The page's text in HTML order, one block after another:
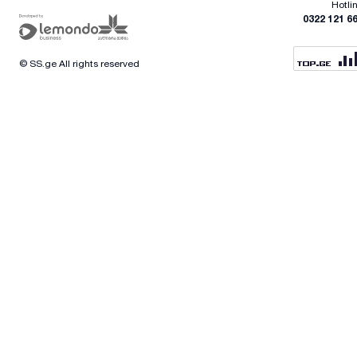
0322 121
© SS.ge All rights reserved